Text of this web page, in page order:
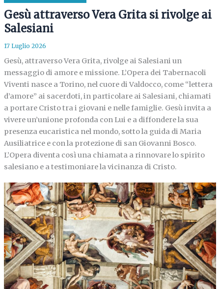
Gesù attraverso Vera Grita si rivolge ai
Salesiani
17 Luglio 2026
Gesù, attraverso Vera Grita, rivolge ai Salesiani un
messaggio di amore e missione. L’Opera dei Tabernacoli
Viventi nasce a Torino, nel cuore di Valdocco, come “lettera
d’amore” ai sacerdoti, in particolare ai Salesiani, chiamati
a portare Cristo tra i giovani e nelle famiglie. Gesù invita a
vivere un’unione profonda con Lui e a diffondere la sua
presenza eucaristica nel mondo, sotto la guida di Maria
Ausiliatrice e con la protezione di san Giovanni Bosco.
L’Opera diventa così una chiamata a rinnovare lo spirito
salesiano e a testimoniare la vicinanza di Cristo.